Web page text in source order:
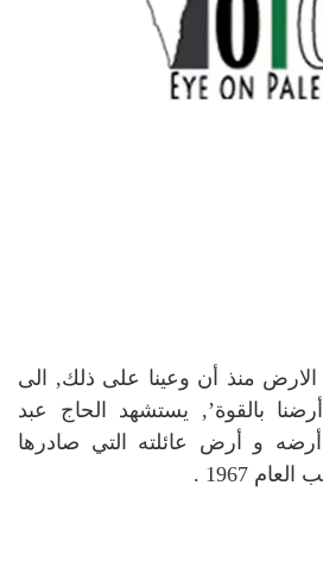
الارض منذ أن وعينا على ذلك, الى
بالقوة’, يستشهد الحاج عبد
و أرض عائلته التي صادرها
1967 .